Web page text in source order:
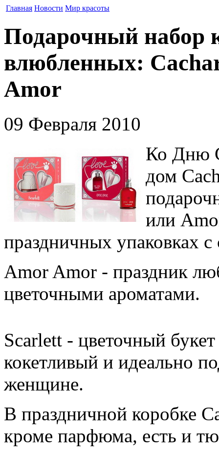
Главная Новости Мир красоты
Подарочный набор
влюбленных:
Amor
09 Февраля 2010
Ко Дню
дом
или
праздничных упаковках
Amor Amor - праздник
цветочными ароматами.
Scarlett - цветочный
кокетливый и идеально
женщине.
В праздничной коробке
кроме парфюма, есть и